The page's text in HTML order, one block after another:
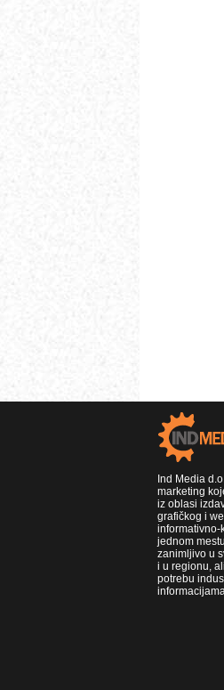
Ind Media
marketing
iz oblasi
grafičkog i
informativno-
jednom
zanimljivo u
i u regionu,
potrebu